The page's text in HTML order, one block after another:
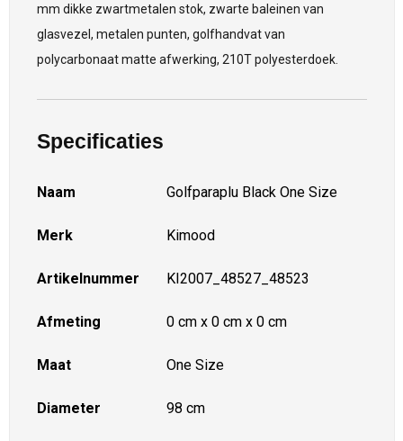
mm dikke zwartmetalen stok, zwarte baleinen van
glasvezel, metalen punten, golfhandvat van
polycarbonaat matte afwerking, 210T polyesterdoek.
Specificaties
Naam Golfparaplu Black One Size
Merk Kimood
Artikelnummer KI2007_48527_48523
Afmeting 0 cm x 0 cm x 0 cm
Maat One Size
Diameter 98 cm